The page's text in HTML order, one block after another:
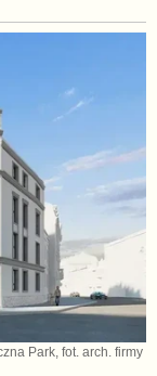
Park, fot. arch. firmy